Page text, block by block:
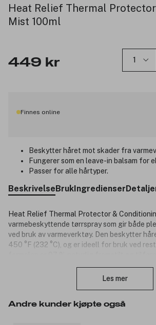
Heat Relief Thermal
Mist 100ml
449 kr
Finnes online
Beskytter håret mot skader fra
Fungerer som en leave-in balsam for
Passer for alle hårtyper.
BeskrivelseBrukIngredienser
Heat Relief Thermal Protector &
varmebeskyttende tørrspray som gir både
ved bruk av varmeverktøy. Den beskytter
450 °F (232 °C), og er ideell for bruk ved
Shampure™-aroma, en blanding av 25 rene
Les mer
Andre kunder kjøpte også